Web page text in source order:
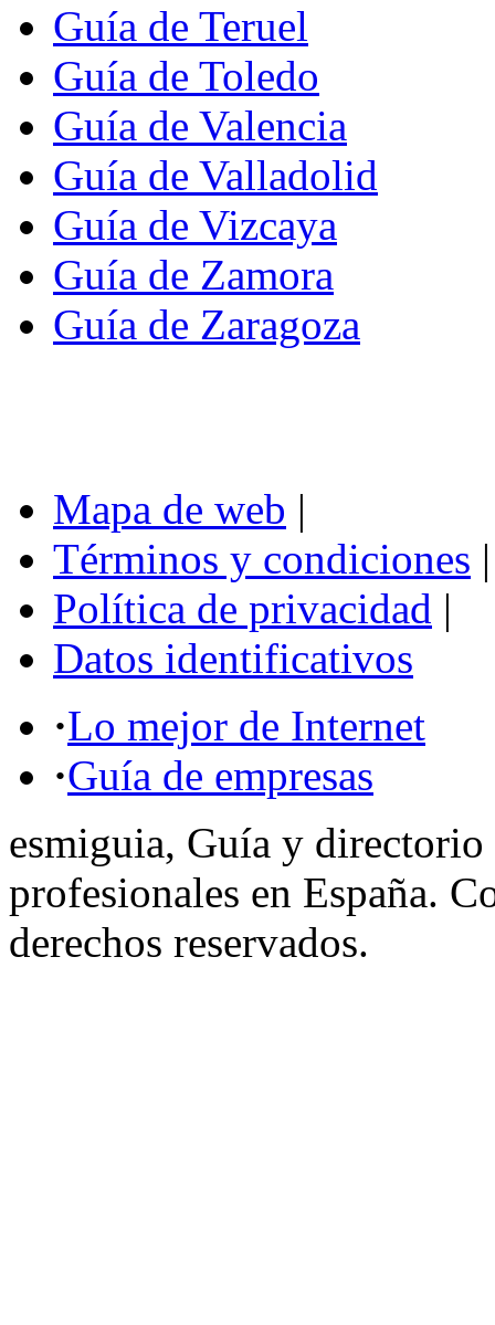
Guía de Teruel
Guía de Toledo
Guía de Valencia
Guía de Valladolid
Guía de Vizcaya
Guía de Zamora
Guía de Zaragoza
Mapa de web |
Términos y condiciones |
Política de privacidad |
Datos identificativos
·Lo mejor de Internet
·Guía de empresas
esmiguia, Guía y directorio
profesionales en España.
derechos reservados.